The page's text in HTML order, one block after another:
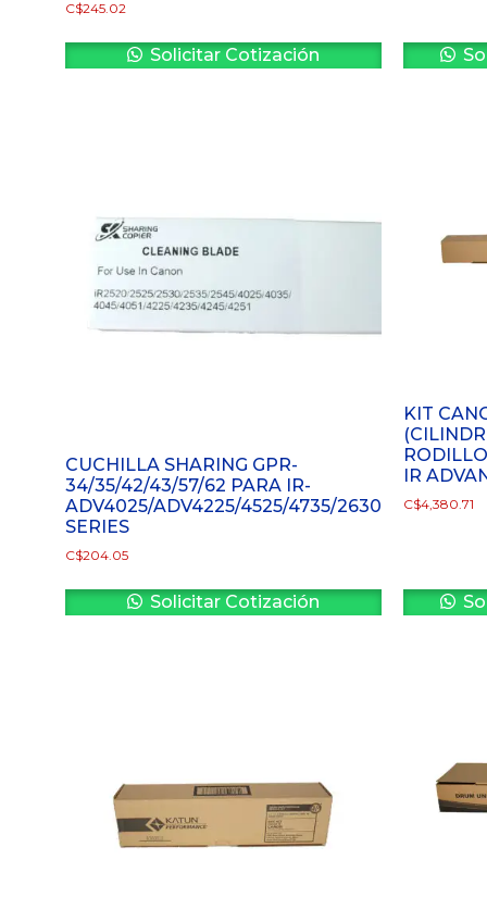
C$245.02
Solicitar Cotización
CUCHILLA SHARING GPR-
34/35/42/43/57/62 PARA IR-
ADV4025/ADV4225/4525/4735/2630
SERIES
C$204.05
Solicitar Cotización
KIT
IR
C$4,380.71